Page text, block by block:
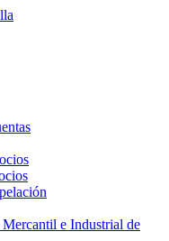
e Industrial de